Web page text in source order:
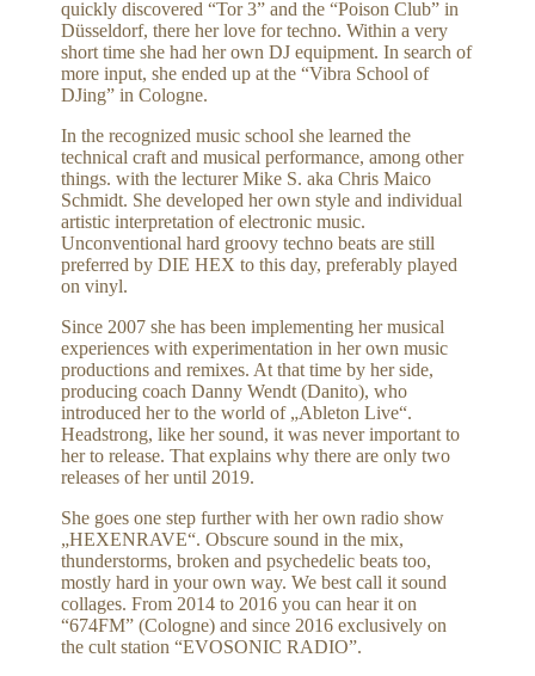
quickly discovered “Tor 3” and the “Poison Club” in
Düsseldorf, there her love for techno. Within a very
short time she had her own DJ equipment. In search of
more input, she ended up at the “Vibra School of
DJing” in Cologne.
In the recognized music school she learned the
technical craft and musical performance, among other
things. with the lecturer Mike S. aka Chris Maico
Schmidt. She developed her own style and individual
artistic interpretation of electronic music.
Unconventional hard groovy techno beats are still
preferred by DIE HEX to this day, preferably played
on vinyl.
Since 2007 she has been implementing her musical
experiences with experimentation in her own music
productions and remixes. At that time by her side,
producing coach Danny Wendt (Danito), who
introduced her to the world of „Ableton Live“.
Headstrong, like her sound, it was never important to
her to release. That explains why there are only two
releases of her until 2019.
She goes one step further with her own radio show
„HEXENRAVE“. Obscure sound in the mix,
thunderstorms, broken and psychedelic beats too,
mostly hard in your own way. We best call it sound
collages. From 2014 to 2016 you can hear it on
“674FM” (Cologne) and since 2016 exclusively on
the cult station “EVOSONIC RADIO”.